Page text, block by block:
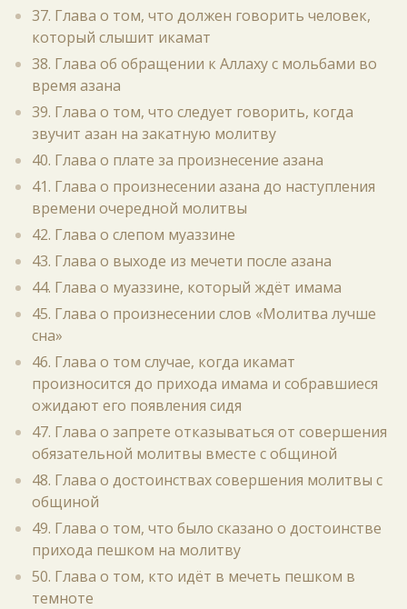
37. Глава о том, что должен говорить человек,
который слышит икамат
38. Глава об обращении к Аллаху с мольбами во
время азана
39. Глава о том, что следует говорить, когда
звучит азан на закатную молитву
40. Глава о плате за произнесение азана
41. Глава о произнесении азана до наступления
времени очередной молитвы
42. Глава о слепом муаззине
43. Глава о выходе из мечети после азана
44. Глава о муаззине, который ждёт имама
45. Глава о произнесении слов «Молитва лучше
сна»
46. Глава о том случае, когда икамат
произносится до прихода имама и собравшиеся
ожидают его появления сидя
47. Глава о запрете отказываться от совершения
обязательной молитвы вместе с общиной
48. Глава о достоинствах совершения молитвы с
общиной
49. Глава о том, что было сказано о достоинстве
прихода пешком на молитву
50. Глава о том, кто идёт в мечеть пешком в
темноте